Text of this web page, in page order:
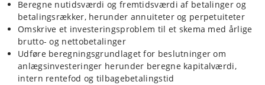
Beregne nutidsværdi og fremtidsværdi af betalinger og
betalingsrækker, herunder annuiteter og perpetuiteter
Omskrive et investeringsproblem til et skema med årlige
brutto- og nettobetalinger
Udføre beregningsgrundlaget for beslutninger om
anlægsinvesteringer herunder beregne kapitalværdi,
intern rentefod og tilbagebetalingstid